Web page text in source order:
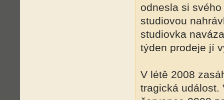
odnesla si
studiovou
studiovka
týden prodeje jí
V létě 2008
tragická událost.